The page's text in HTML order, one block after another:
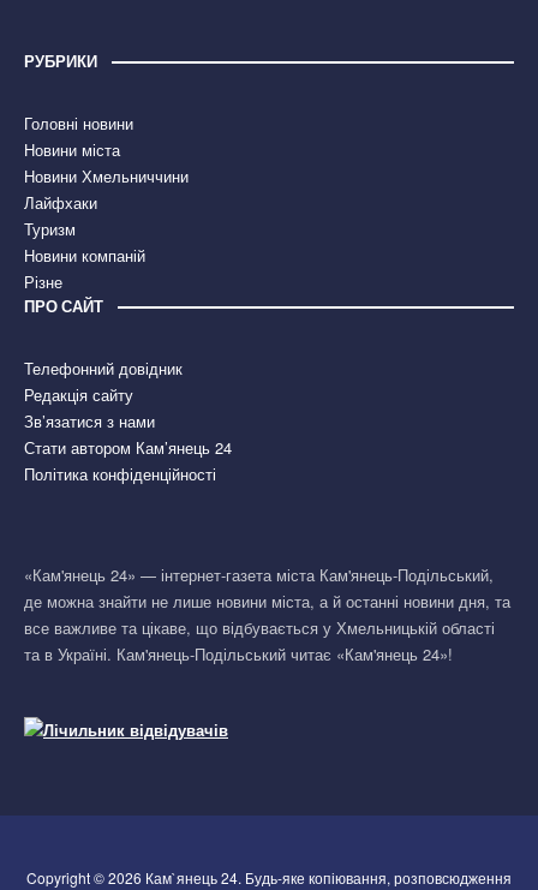
РУБРИКИ
Головні новини
Новини міста
Новини Хмельниччини
Лайфхаки
Туризм
Новини компаній
Різне
ПРО САЙТ
Телефонний довідник
Редакція сайту
Зв’язатися з нами
Стати автором Кам’янець 24
Політика конфіденційності
«Кам'янець 24» — інтернет-газета міста Кам'янець-Подільський,
де можна знайти не лише новини міста, а й останні новини дня, та
все важливе та цікаве, що відбувається у Хмельницькій області
та в Україні. Кам'янець-Подільський читає «Кам'янець 24»!
Copyright © 2026 Кам`янець 24. Будь-яке копіювання, розповсюдження